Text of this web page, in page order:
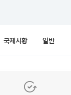
국제시황 일반